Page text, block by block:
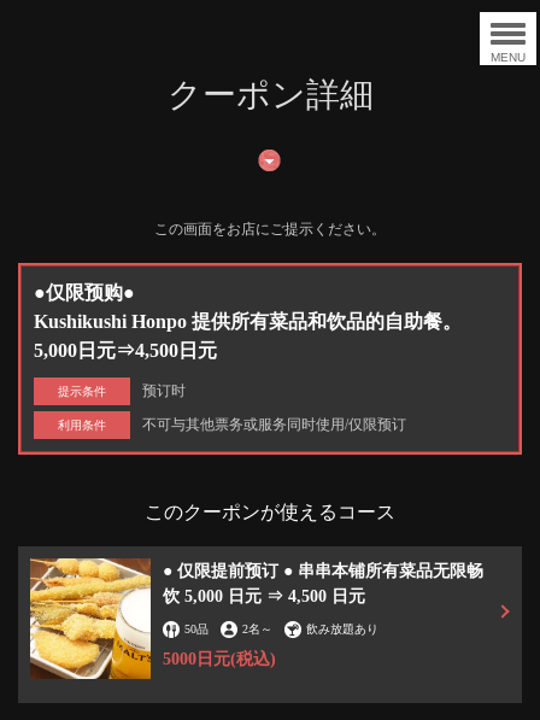
MENU
クーポン詳細
この画面をお店にご提示ください。
●仅限预购●
Kushikushi Honpo 提供所有菜品和饮品的自助餐。
5,000日元⇒4,500日元
提示条件 预订时
利用条件 不可与其他票务或服务同时使用/仅限预订
このクーポンが使えるコース
● 仅限提前预订 ● 串串本铺所有菜品无限畅
饮 5,000 日元 ⇒ 4,500 日元
50品 2名 ～ 飲み放題あり
5000日元(税込)